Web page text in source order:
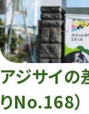
アジサイの
りNo.168）